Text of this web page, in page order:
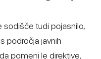
sodišče tudi pojasnilo,
področja javnih
pomeni le direktive,